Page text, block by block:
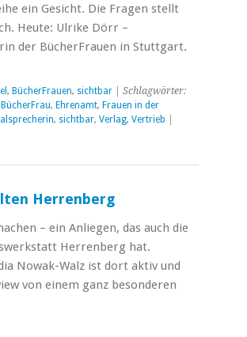
ein Gesicht. Die Fragen stellt
Heute: Ulrike Dörr –
der BücherFrauen in Stuttgart.
, BücherFrauen, sichtbar | Schlagwörter:
BücherFrau, Ehrenamt, Frauen in der
, sichtbar, Verlag, Vertrieb
Herrenberg
– ein Anliegen, das auch die
Herrenberg hat.
Nowak-Walz ist dort aktiv und
von einem ganz besonderen